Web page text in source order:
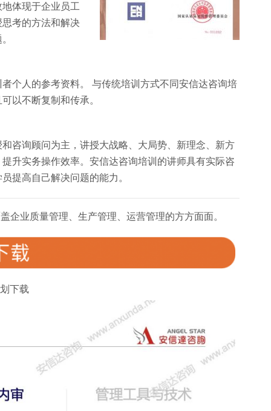
体现于企业员工
考的方法和解决
个人的参考资料。 与传统培训方式不同安信达咨询培
以不断复制和传承。
咨询顾问为主，讲授大战略、大局势、新理念、新方
升实务操作效率。安信达咨询培训的讲师具有实际咨
提高自己解决问题的能力。
企业质量管理、生产管理、运营管理的方方面面。
下载